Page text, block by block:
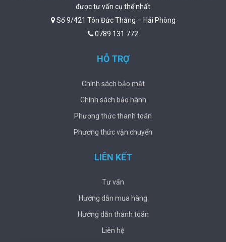
được tư vấn cụ thể nhất
Số 9/421 Tôn Đức Thắng – Hải Phòng
0789 131 772
HỖ TRỢ
Chính sách bảo mật
Chính sách bảo hành
Phương thức thanh toán
Phương thức vận chuyển
LIÊN KẾT
Tư vấn
Hướng dẫn mua hàng
Hướng dẫn thanh toán
Liên hệ